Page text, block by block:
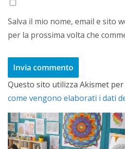
Salva il mio nome, email e sito
per la prossima volta che
Questo sito utilizza Akismet
come vengono elaborati i dati